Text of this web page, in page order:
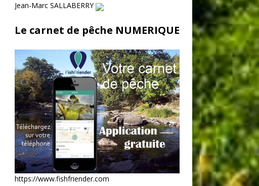
Jean-Marc SALLABERRY
Le carnet de pêche NUMERIQUE
https://www.fishfriender.com